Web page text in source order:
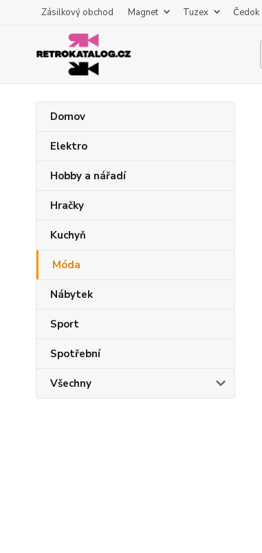
Zásilkový obchod Magnet Tuzex Čedok
Domov
Elektro
Hobby a nářadí
Hračky
Kuchyň
Móda
Nábytek
Sport
Spotřební
Všechny